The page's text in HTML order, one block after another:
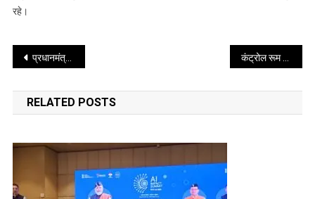
रहे।
Post
navigation
प्रधानमंत्री किसान सम्मान निधि की 20वीं किस्त के तहत उत्तराखण्ड के 08 लाख 28 हजार 787 लाभार्थी किसान परिवारों को 184.25 करोड़ रुपये की धनराशि हस्तांतरित की गई
RELATED POSTS